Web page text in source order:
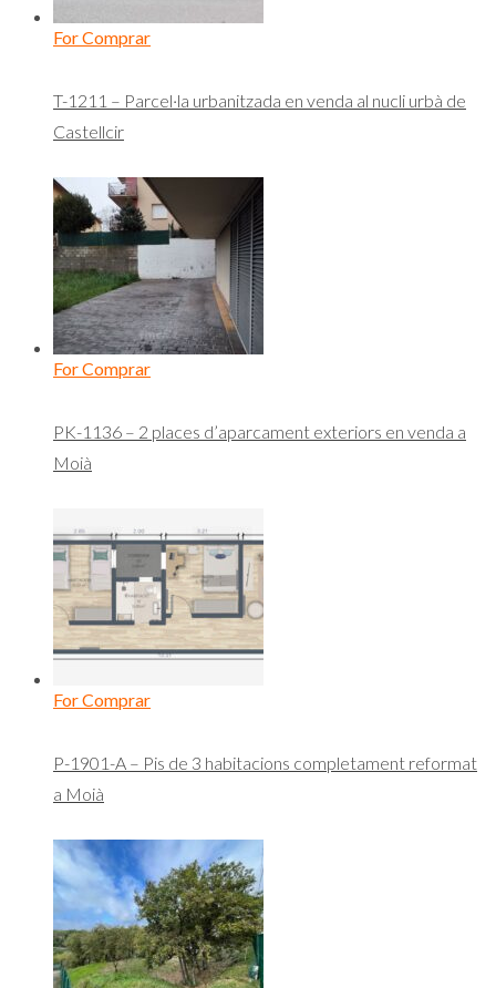
For Comprar
T-1211 – Parcel·la urbanitzada en venda al nucli urbà de
Castellcir
For Comprar
PK-1136 – 2 places d’aparcament exteriors en venda a
Moià
For Comprar
P-1901-A – Pis de 3 habitacions completament reformat
a Moià